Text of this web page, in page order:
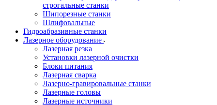
строгальные станки
Шипорезные станки
Шлифовальные
Гидроабразивные станки
Лазерное оборудование
Лазерная резка
Установки лазерной очистки
Блоки питания
Лазерная сварка
Лазерно-гравировальные станки
Лазерные головы
Лазерные источники